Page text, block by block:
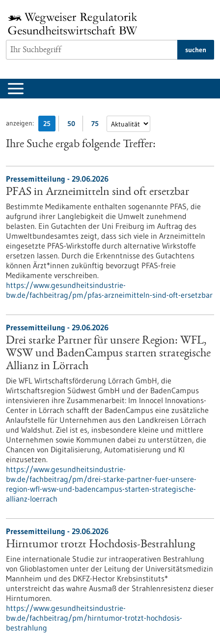
Inhalt
springen
suchen
anzeigen: 25 50 75
Ihre Suche ergab folgende Treffer:
Pressemitteilung - 29.06.2026
PFAS in Arzneimitteln sind oft ersetzbar
Bestimmte Medikamente enthalten sogenannte PFAS, die
aufgrund ihrer Langlebigkeit die Umwelt zunehmend
belasten. Ein Gutachten der Uni Freiburg im Auftrag des
Umweltbundesamtes zeigt, dass sich viele in Arzneimitteln
eingesetzte PFAS-Wirkstoffe durch alternative Wirkstoffe
ersetzen lassen. Durch die Erkenntnisse des Gutachtens
können Ärzt*innen zukünftig bevorzugt PFAS-freie
Medikamente verschreiben.
https://www.gesundheitsindustrie-
bw.de/fachbeitrag/pm/pfas-arzneimitteln-sind-oft-ersetzbar
Pressemitteilung - 29.06.2026
Drei starke Partner für unsere Region: WFL,
WSW und BadenCampus starten strategische
Allianz in Lörrach
Die WFL Wirtschaftsförderung Lörrach GmbH, die
Wirtschaftsregion Südwest GmbH und der BadenCampus
intensivieren ihre Zusammenarbeit: Im Innocel Innovations-
Center in Lörrach schafft der BadenCampus eine zusätzliche
Anlaufstelle für Unternehmen aus den Landkreisen Lörrach
und Waldshut. Ziel ist es, insbesondere kleine und mittlere
Unternehmen sowie Kommunen dabei zu unterstützen, die
Chancen von Digitalisierung, Automatisierung und KI
einzusetzen.
https://www.gesundheitsindustrie-
bw.de/fachbeitrag/pm/drei-starke-partner-fuer-unsere-
region-wfl-wsw-und-badencampus-starten-strategische-
allianz-loerrach
Pressemitteilung - 29.06.2026
Hirntumor trotzt Hochdosis-Bestrahlung
Eine internationale Studie zur intraoperativen Bestrahlung
von Glioblastomen unter der Leitung der Universitätsmedizin
Mannheim und des DKFZ-Hector Krebsinstituts*
unterstreicht das wahre Ausmaß der Strahlenresistenz dieser
Hirntumoren.
https://www.gesundheitsindustrie-
bw.de/fachbeitrag/pm/hirntumor-trotzt-hochdosis-
bestrahlung